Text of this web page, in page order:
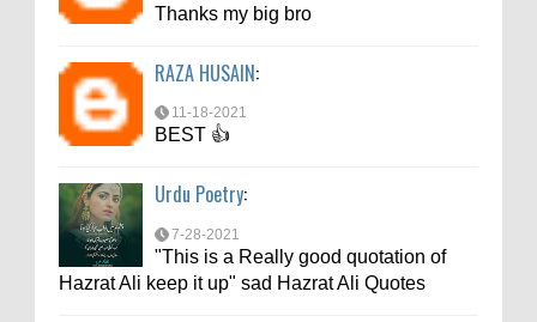
md aftab :
6-6-2021
bahut acche se bataya
Thanks my big bro
RAZA HUSAIN:
11-18-2021
BEST 👍
Urdu Poetry:
7-28-2021
"This is a Really good quotation of
Hazrat Ali keep it up" sad Hazrat Ali Quotes